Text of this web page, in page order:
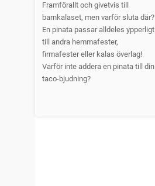
Framförallt och givetvis till
barnkalaset, men varför sluta där?
En pinata passar alldeles ypperligt
till andra hemmafester,
firmafester eller kalas överlag!
Varför inte addera en pinata till din
taco-bjudning?